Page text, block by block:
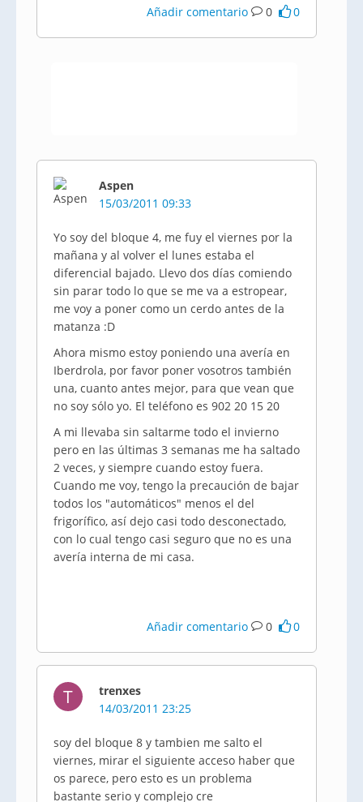
Añadir comentario 0 0
Aspen
15/03/2011 09:33
Yo soy del bloque 4, me fuy el viernes por la
mañana y al volver el lunes estaba el
diferencial bajado. Llevo dos días comiendo
sin parar todo lo que se me va a estropear,
me voy a poner como un cerdo antes de la
matanza :D
Ahora mismo estoy poniendo una avería en
Iberdrola, por favor poner vosotros también
una, cuanto antes mejor, para que vean que
no soy sólo yo. El teléfono es 902 20 15 20
A mi llevaba sin saltarme todo el invierno
pero en las últimas 3 semanas me ha saltado
2 veces, y siempre cuando estoy fuera.
Cuando me voy, tengo la precaución de bajar
todos los "automáticos" menos el del
frigorífico, así dejo casi todo desconectado,
con lo cual tengo casi seguro que no es una
avería interna de mi casa.
Añadir comentario 0 0
T
trenxes
14/03/2011 23:25
soy del bloque 8 y tambien me salto el
viernes, mirar el siguiente acceso haber que
os parece, pero esto es un problema
bastante serio y complejo cre